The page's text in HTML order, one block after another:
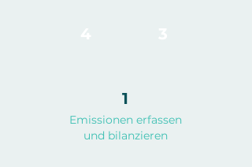
1
Emissionen erfassen
und bilanzieren